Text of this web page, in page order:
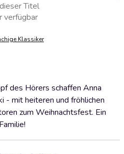
Titel
verfügbar
Klassiker
des Hörers schaffen Anna
- mit heiteren und fröhlichen
zum Weihnachtsfest. Ein